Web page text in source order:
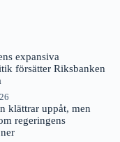
expansiva
försätter Riksbanken
klättrar uppåt, men
regeringens